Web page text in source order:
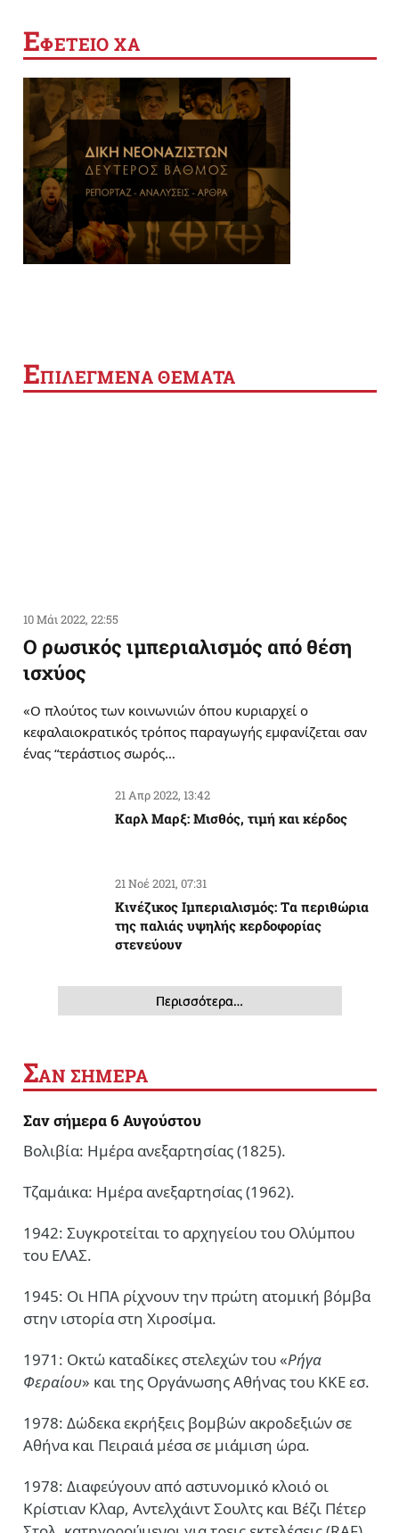
ΕΦΕΤΕΙΟ ΧΑ
ΕΠΙΛΕΓΜΕΝΑ ΘΕΜΑΤΑ
10 Μάι 2022, 22:55
Ο ρωσικός ιμπεριαλισμός από θέση
ισχύος
«Ο πλούτος των κοινωνιών όπου κυριαρχεί ο
κεφαλαιοκρατικός τρόπος παραγωγής εμφανίζεται σαν
ένας “τεράστιος σωρός…
21 Απρ 2022, 13:42
Καρλ Μαρξ: Μισθός, τιμή και κέρδος
21 Νοέ 2021, 07:31
Κινέζικος Ιμπεριαλισμός: Tα περιθώρια
της παλιάς υψηλής κερδοφορίας
στενεύουν
Περισσότερα…
ΣΑΝ ΣΗΜΕΡΑ
Σαν σήμερα 6 Αυγούστου
Βολιβία: Ημέρα ανεξαρτησίας (1825).
Τζαμάικα: Ημέρα ανεξαρτησίας (1962).
1942: Συγκροτείται το αρχηγείου του Ολύμπου
του ΕΛΑΣ.
1945: Οι ΗΠΑ ρίχνουν την πρώτη ατομική βόμβα
στην ιστορία στη Χιροσίμα.
1971: Οκτώ καταδίκες στελεχών του «Ρήγα
Φεραίου» και της Οργάνωσης Αθήνας του ΚΚΕ εσ.
1978: Δώδεκα εκρήξεις βομβών ακροδεξιών σε
Αθήνα και Πειραιά μέσα σε μιάμιση ώρα.
1978: Διαφεύγουν από αστυνομικό κλοιό οι
Κρίστιαν Κλαρ, Αντελχάιντ Σουλτς και Βέζι Πέτερ